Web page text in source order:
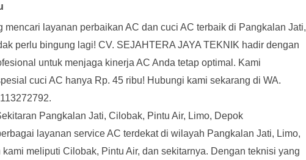
mencari layanan perbaikan AC dan cuci AC terbaik di Pangkalan Jati,
perlu bingung lagi! CV. SEJAHTERA JAYA TEKNIK hadir dengan
untuk menjaga kinerja AC Anda tetap optimal. Kami
cuci AC hanya Rp. 45 ribu! Hubungi kami sekarang di WA.
Pangkalan Jati, Cilobak, Pintu Air, Limo, Depok
layanan service AC terdekat di wilayah Pangkalan Jati, Limo,
kami meliputi Cilobak, Pintu Air, dan sekitarnya. Dengan teknisi yang